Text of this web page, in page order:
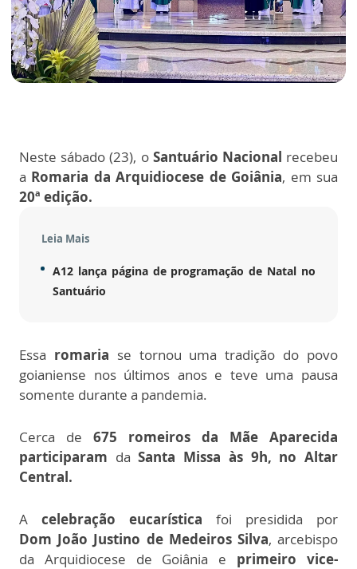
Neste sábado (23), oSantuário Nacional recebeu
a Romaria da Arquidiocese de Goiânia, em sua
20ª edição.
Leia Mais
A12 lança página de programação de Natal no
Santuário
Essa romaria se tornou uma tradição do povo
goianiense nos últimos anos e teve uma pausa
somente durante a pandemia.
Cerca de 675 romeiros da Mãe Aparecida
participaram daSanta Missa às 9h, no Altar
Central.
A celebração eucarística foi presidida por
Dom João Justino de Medeiros Silva, arcebispo
da Arquidiocese de Goiânia e primeiro vice-